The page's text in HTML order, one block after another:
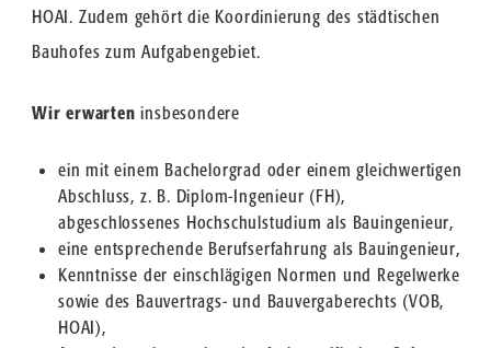
HOAI. Zudem gehört die Koordinierung des städtischen
Bauhofes zum Aufgabengebiet.
Wir erwarteninsbesondere
ein mit einem Bachelorgrad oder einem gleichwertigen
Abschluss, z. B. Diplom-Ingenieur (FH),
abgeschlossenes Hochschulstudium als Bauingenieur,
eine entsprechende Berufserfahrung als Bauingenieur,
Kenntnisse der einschlägigen Normen und Regelwerke
sowie des Bauvertrags- und Bauvergaberechts (VOB,
HOAI),